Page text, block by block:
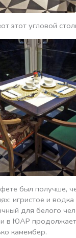
этот угловой
был получше,
игристое и
для белого
в ЮАР продолжает
камембер.